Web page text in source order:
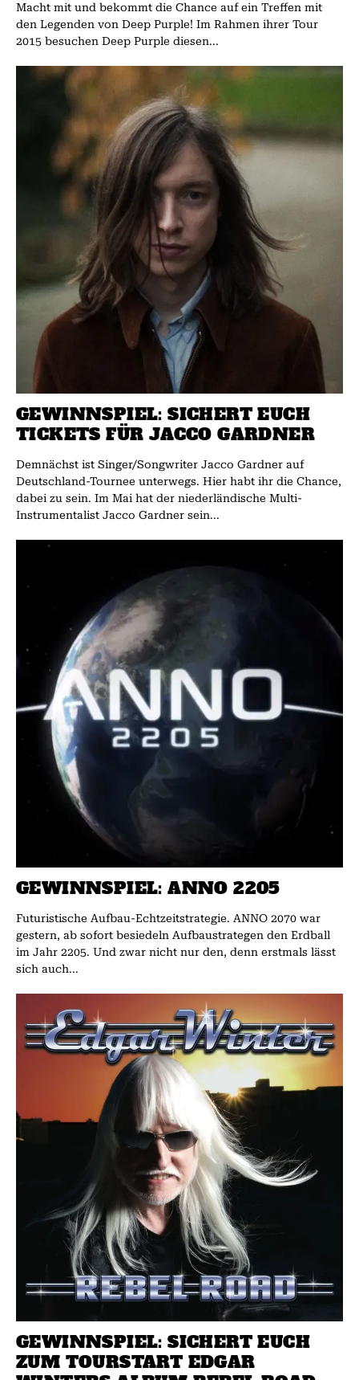
Macht mit und bekommt die Chance auf ein Treffen mit
den Legenden von Deep Purple! Im Rahmen ihrer Tour
2015 besuchen Deep Purple diesen...
GEWINNSPIEL: SICHERT EUCH
TICKETS FÜR JACCO GARDNER
Demnächst ist Singer/Songwriter Jacco Gardner auf
Deutschland-Tournee unterwegs. Hier habt ihr die Chance,
dabei zu sein. Im Mai hat der niederländische Multi-
Instrumentalist Jacco Gardner sein...
GEWINNSPIEL: ANNO 2205
Futuristische Aufbau-Echtzeitstrategie. ANNO 2070 war
gestern, ab sofort be­­siedeln Aufbaustrategen den Erd­ball
im Jahr 2205. Und zwar nicht nur den, denn erstmals lässt
sich auch...
GEWINNSPIEL: SICHERT EUCH
ZUM TOURSTART EDGAR